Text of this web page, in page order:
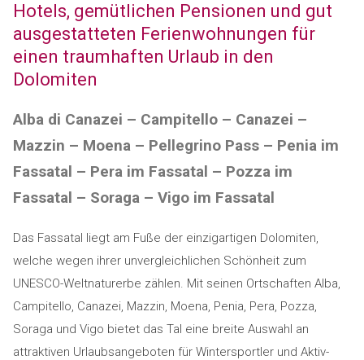
Hotels, gemütlichen Pensionen und gut
ausgestatteten Ferienwohnungen für
einen traumhaften Urlaub in den
Dolomiten
Alba di Canazei – Campitello – Canazei –
Mazzin – Moena – Pellegrino Pass – Penia im
Fassatal – Pera im Fassatal – Pozza im
Fassatal – Soraga – Vigo im Fassatal
Das Fassatal liegt am Fuße der einzigartigen Dolomiten,
welche wegen ihrer unvergleichlichen Schönheit zum
UNESCO-Weltnaturerbe zählen. Mit seinen Ortschaften Alba,
Campitello, Canazei, Mazzin, Moena, Penia, Pera, Pozza,
Soraga und Vigo bietet das Tal eine breite Auswahl an
attraktiven Urlaubsangeboten für Wintersportler und Aktiv-